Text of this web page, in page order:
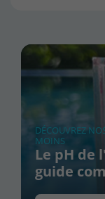
Le pH de
guide